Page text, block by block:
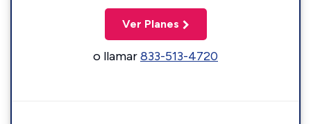
Ver Planes
o llamar833-513-4720